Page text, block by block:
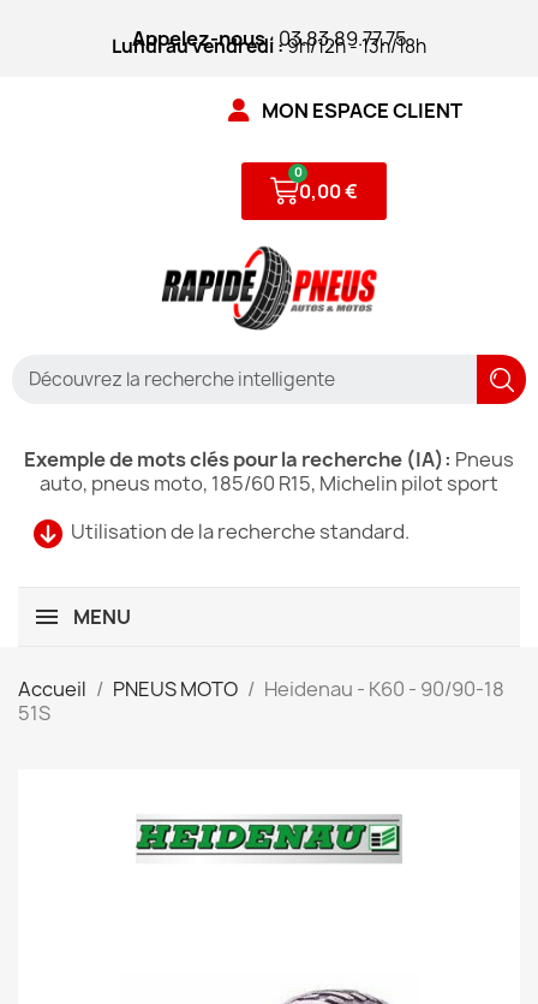
Appelez-nous: 03.83.89.77.75
Lundi au vendredi :9h/12h - 13h/18h
MON ESPACE CLIENT
0,00 €
Utilisation de la recherche standard.
Exemple de mots clés pour la recherche (IA): Pneus
auto, pneus moto, 185/60 R15, Michelin pilot sport
MENU
Accueil PNEUS MOTO
Heidenau - K60 - 90/90-18
51S